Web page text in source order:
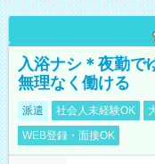
入浴ナシ＊夜勤で
無理なく働ける
派遣 社会人未経験OK
WEB登録・面接OK